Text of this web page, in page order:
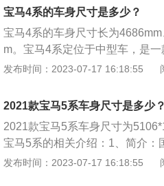
宝马4系的车身尺寸是多少？
宝马4系的车身尺寸长为
m。宝马4系定位于中型车，是
的驱动方式。宝马4系搭载2.0T
干米，百公里加速时间为7.7秒
发布时间：2023-07-17 16:18:55
2021款宝马5系车身尺寸是多少？
2021款宝马5系车身尺寸为
宝马5系的相关介绍：1、简介
年，宝马的五系无疑是汽车史上
发布时间：2023-07-17 16:18:55